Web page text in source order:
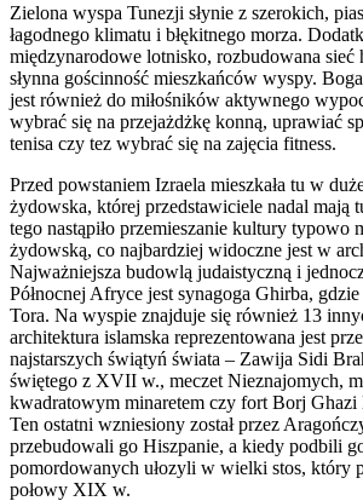
Zielona wyspa Tunezji słynie z szerokich,
łagodnego klimatu i błękitnego morza.
międzynarodowe lotnisko, rozbudowana sieć
słynna gościnność mieszkańców wyspy.
jest również do miłośników aktywnego
wybrać się na przejażdżkę konną, uprawiać
tenisa czy tez wybrać się na zajęcia fitness.
Przed powstaniem Izraela mieszkała tu w
żydowska, której przedstawiciele nadal mają
tego nastąpiło przemieszanie kultury typowo
żydowską, co najbardziej widoczne jest w
Najważniejsza budowlą judaistyczną i
Północnej Afryce jest synagoga Ghirba,
Tora. Na wyspie znajduje się również 13
architektura islamska reprezentowana jest
najstarszych świątyń świata – Zawija Sidi
świętego z XVII w., meczet Nieznajomych,
kwadratowym minaretem czy fort Borj
Ten ostatni wzniesiony został przez
przebudowali go Hiszpanie, a kiedy podbili
pomordowanych ułozyli w wielki stos, który
połowy XIX w.